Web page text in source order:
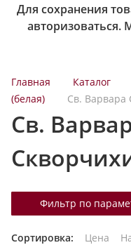
к
а
т
л
Для сохранения
авторизоваться.
Главная Каталог
(белая)
Св. Варвара
Св.
Фильтр по
Сортировка: Цена